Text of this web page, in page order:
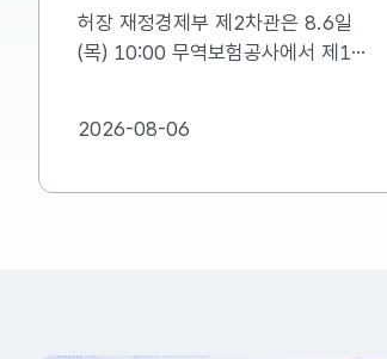
허장 재정경제부 제2차관은 8.6일
(목) 10:00 무역보험공사에서 제16
첨부를 참고하시기 바랍니다....
2026-08-06